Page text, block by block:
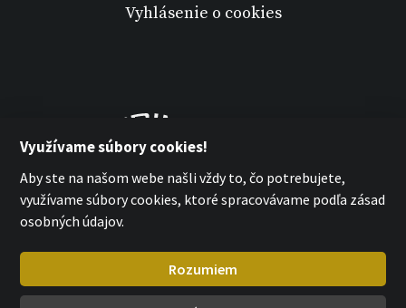
Vyhlásenie o cookies
Využívame súbory cookies!
Aby ste na našom webe našli vždy to, čo potrebujete,
využívame súbory cookies, ktoré spracovávame podľa zásad
osobných údajov.
Rozumiem